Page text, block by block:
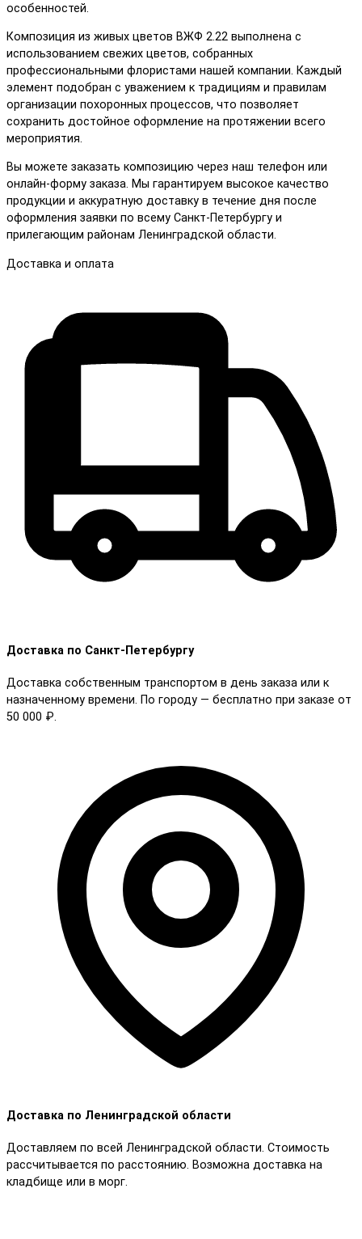
особенностей.
Композиция из живых цветов ВЖФ 2.22 выполнена с
использованием свежих цветов, собранных
профессиональными флористами нашей компании. Каждый
элемент подобран с уважением к традициям и правилам
организации похоронных процессов, что позволяет
сохранить достойное оформление на протяжении всего
мероприятия.
Вы можете заказать композицию через наш телефон или
онлайн-форму заказа. Мы гарантируем высокое качество
продукции и аккуратную доставку в течение дня после
оформления заявки по всему Санкт-Петербургу и
прилегающим районам Ленинградской области.
Доставка и оплата
Доставка по Санкт-Петербургу
Доставка собственным транспортом в день заказа или к
назначенному времени. По городу — бесплатно при заказе от
50 000 ₽.
Доставка по Ленинградской области
Доставляем по всей Ленинградской области. Стоимость
рассчитывается по расстоянию. Возможна доставка на
кладбище или в морг.